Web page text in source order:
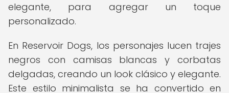
elegante, para agregar un toque
personalizado.
En Reservoir Dogs, los personajes lucen trajes
negros con camisas blancas y corbatas
delgadas, creando un look clásico y elegante.
Este estilo minimalista se ha convertido en